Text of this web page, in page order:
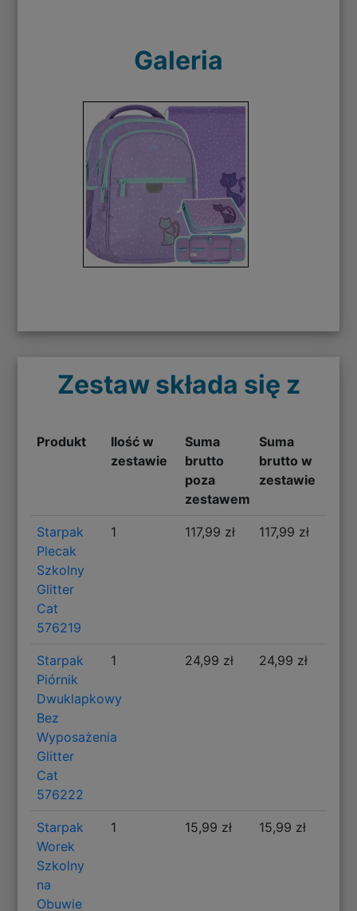
Galeria
Zestaw składa się z
Produkt
Ilość w
zestawie
Suma
brutto
poza
zestawem
Suma
brutto w
zestawie
Starpak
Plecak
Szkolny
Glitter
Cat
576219
1 117,99 zł 117,99 zł
Starpak
Piórnik
Dwuklapkowy
Bez
Wyposażenia
Glitter
Cat
576222
1 24,99 zł 24,99 zł
Starpak
Worek
Szkolny
na
Obuwie
1 15,99 zł 15,99 zł